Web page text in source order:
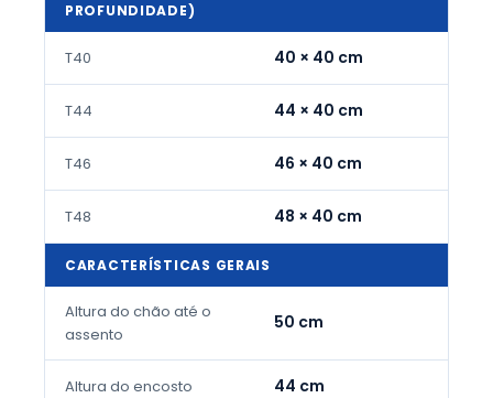
PROFUNDIDADE)
T40 40 × 40 cm
T44 44 × 40 cm
T46 46 × 40 cm
T48 48 × 40 cm
CARACTERÍSTICAS GERAIS
Altura do chão até o
assento
50 cm
Altura do encosto 44 cm